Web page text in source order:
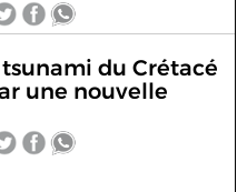
du Crétacé
une nouvelle